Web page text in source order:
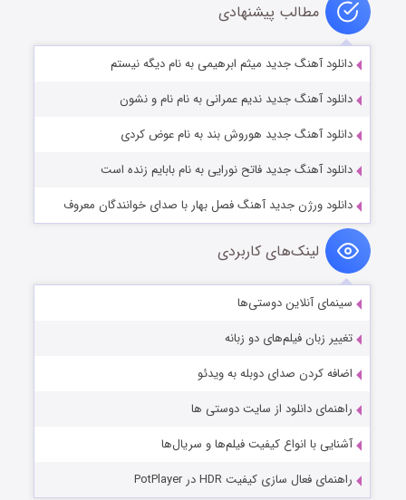
مطالب پیشنهادی
دانلود آهنگ جدید میثم ابرهیمی به نام دیگه نیستم
دانلود آهنگ جدید ندیم عمرانی به نام نام و نشون
دانلود آهنگ جدید هوروش بند به نام عوض کردی
دانلود آهنگ جدید فاتح نورایی به نام بابایم زنده است
دانلود ورژن جدید آهنگ فصل بهار با صدای خوانندگان معروف
لینک‌های کاربردی
سینمای آنلاین دوستی‌ها
تغییر زبان فیلم‌های دو زبانه
اضافه کردن صدای دوبله به ویدئو
راهنمای دانلود از سایت دوستی ها
آشنایی با انواع کیفیت فیلم‌ها و سریال‌ها
راهنمای فعال سازی کیفیت HDR در PotPlayer